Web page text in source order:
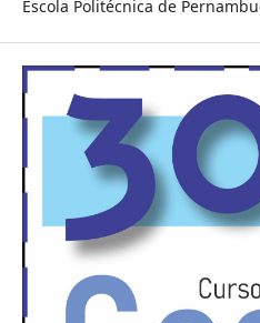
Escola Politécnica de